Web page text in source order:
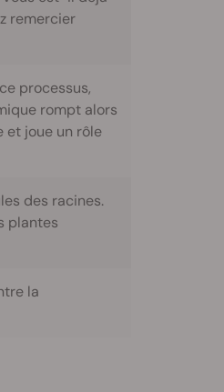
remercier
processus,
rompt alors
et joue un rôle
des racines.
plantes
la